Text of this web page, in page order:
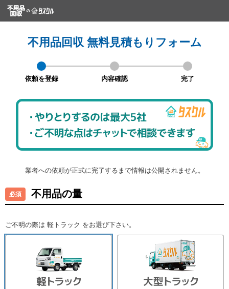
不用品回収 無料見積もりフォーム
依頼を登録 内容確認 完了
業者への依頼が正式に完了するまで情報は公開されません。
不用品の量
ご不明の際は 軽トラック をお選び下さい。